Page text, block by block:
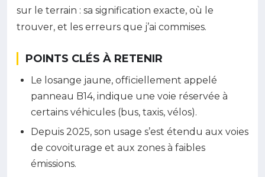
sur le terrain : sa signification exacte, où le
trouver, et les erreurs que j’ai commises.
POINTS CLÉS À RETENIR
Le losange jaune, officiellement appelé
panneau B14, indique une voie réservée à
certains véhicules (bus, taxis, vélos).
Depuis 2025, son usage s’est étendu aux voies
de covoiturage et aux zones à faibles
émissions.